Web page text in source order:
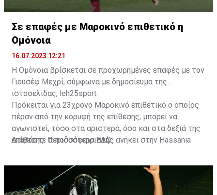
Σε επαφές με Μαροκινό επιθετικό η
Ομόνοια
16.07.2023 12:21
Η Ομόνοια βρίσκεται σε προχωρημένες επαφές με τον
Γιουσέφ Μεχρί, σύμφωνα με δημοσίευμα της
ιστοσελίδας, leh25sport.
Πρόκειται για 23χρονο Μαροκινό επιθετικό ο οποίος
πέραν από την κορυφή της επίθεσης, μπορεί να
αγωνιστεί, τόσο στα αριστερά, όσο και στα δεξιά της
επίθεσης. Ο ποδοσφαιριστής ανήκει στην Hassania
2026.
Διαβάστε περισσότεραΕΔΩ.